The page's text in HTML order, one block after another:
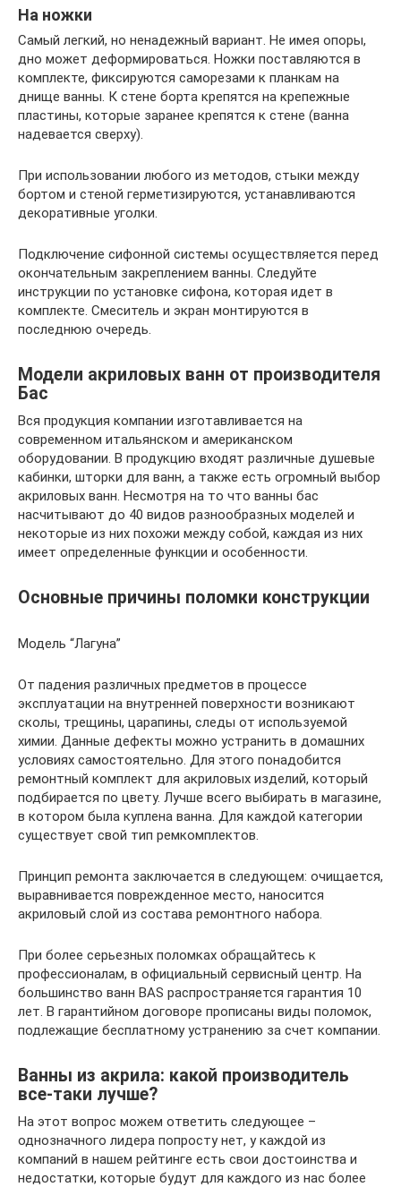
На ножки
Самый легкий, но ненадежный вариант. Не имея опоры,
дно может деформироваться. Ножки поставляются в
комплекте, фиксируются саморезами к планкам на
днище ванны. К стене борта крепятся на крепежные
пластины, которые заранее крепятся к стене (ванна
надевается сверху).
При использовании любого из методов, стыки между
бортом и стеной герметизируются, устанавливаются
декоративные уголки.
Подключение сифонной системы осуществляется перед
окончательным закреплением ванны. Следуйте
инструкции по установке сифона, которая идет в
комплекте. Смеситель и экран монтируются в
последнюю очередь.
Модели акриловых ванн от производителя
Бас
Вся продукция компании изготавливается на
современном итальянском и американском
оборудовании. В продукцию входят различные душевые
кабинки, шторки для ванн, а также есть огромный выбор
акриловых ванн. Несмотря на то что ванны бас
насчитывают до 40 видов разнообразных моделей и
некоторые из них похожи между собой, каждая из них
имеет определенные функции и особенности.
Основные причины поломки конструкции
Модель “Лагуна”
От падения различных предметов в процессе
эксплуатации на внутренней поверхности возникают
сколы, трещины, царапины, следы от используемой
химии. Данные дефекты можно устранить в домашних
условиях самостоятельно. Для этого понадобится
ремонтный комплект для акриловых изделий, который
подбирается по цвету. Лучше всего выбирать в магазине,
в котором была куплена ванна. Для каждой категории
существует свой тип ремкомплектов.
Принцип ремонта заключается в следующем: очищается,
выравнивается поврежденное место, наносится
акриловый слой из состава ремонтного набора.
При более серьезных поломках обращайтесь к
профессионалам, в официальный сервисный центр. На
большинство ванн BAS распространяется гарантия 10
лет. В гарантийном договоре прописаны виды поломок,
подлежащие бесплатному устранению за счет компании.
Ванны из акрила: какой производитель
все-таки лучше?
На этот вопрос можем ответить следующее –
однозначного лидера попросту нет, у каждой из
компаний в нашем рейтинге есть свои достоинства и
недостатки, которые будут для каждого из нас более